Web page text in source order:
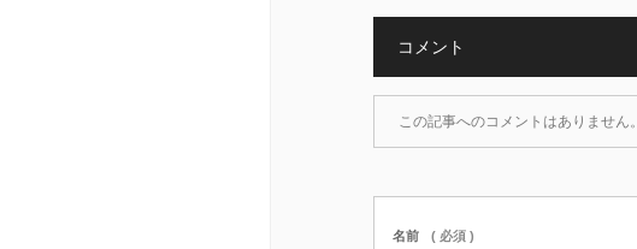
コメント
この記事へのコメントはありません。
名前 ( 必須 )